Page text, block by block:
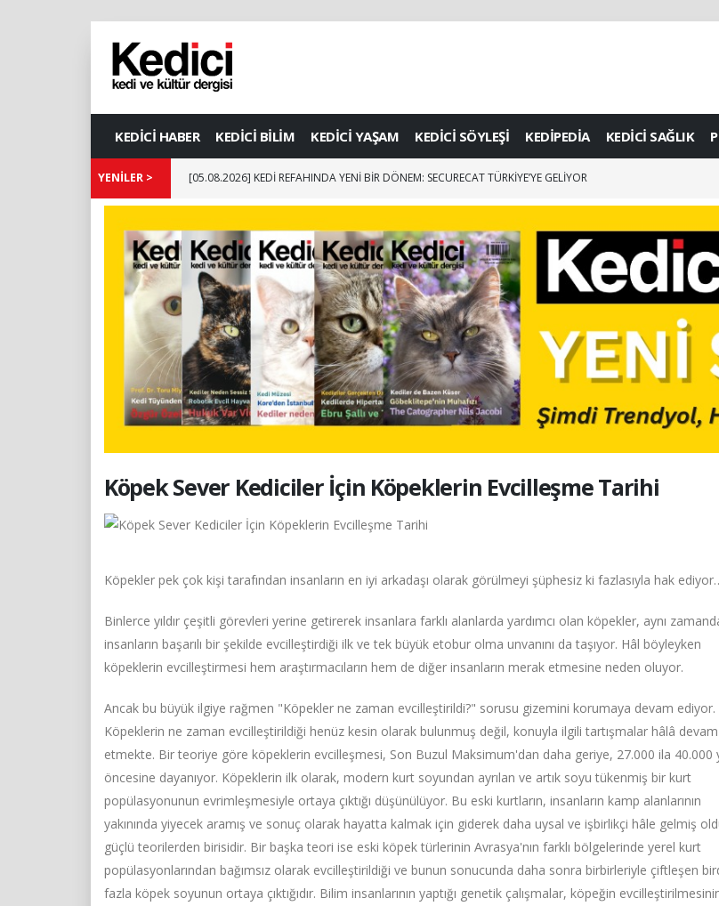
KEDİCİ HABER KEDİCİ BİLİM KEDİCİ YAŞAM KEDİCİ SÖYLEŞİ KEDİPEDİA KEDİCİ SAĞLIK
YENİLER > [05.08.2026] KEDİ REFAHINDA YENİ BİR DÖNEM: SECURECAT TÜRKİYE’YE GELİYOR
Köpek Sever Kediciler İçin Köpeklerin Evcilleşme Tarihi
Köpekler pek çok kişi tarafından insanların en iyi arkadaşı olarak görülmeyi şüphesiz ki fazlasıyla hak
Binlerce yıldır çeşitli görevleri yerine getirerek insanlara farklı alanlarda yardımcı olan köpekler, aynı
insanların başarılı bir şekilde evcilleştirdiği ilk ve tek büyük etobur olma unvanını da taşıyor. Hâl böyleyken
köpeklerin evcilleştirmesi hem araştırmacıların hem de diğer insanların merak etmesine neden oluyor.
Ancak bu büyük ilgiye rağmen "Köpekler ne zaman evcilleştirildi?" sorusu gizemini korumaya devam ediyor.
Köpeklerin ne zaman evcilleştirildiği henüz kesin olarak bulunmuş değil, konuyla ilgili tartışmalar hâlâ devam
etmekte. Bir teoriye göre köpeklerin evcilleşmesi, Son Buzul Maksimum'dan daha geriye, 27.000 ila 40.000
öncesine dayanıyor. Köpeklerin ilk olarak, modern kurt soyundan ayrılan ve artık soyu tükenmiş bir kurt
popülasyonunun evrimleşmesiyle ortaya çıktığı düşünülüyor. Bu eski kurtların, insanların kamp alanlarının
yakınında yiyecek aramış ve sonuç olarak hayatta kalmak için giderek daha uysal ve işbirlikçi hâle gelmiş
güçlü teorilerden birisidir. Bir başka teori ise eski köpek türlerinin Avrasya'nın farklı bölgelerinde yerel kurt
popülasyonlarından bağımsız olarak evcilleştirildiği ve bunun sonucunda daha sonra birbirleriyle çiftleşen
fazla köpek soyunun ortaya çıktığıdır. Bilim insanlarının yaptığı genetik çalışmalar, köpeğin